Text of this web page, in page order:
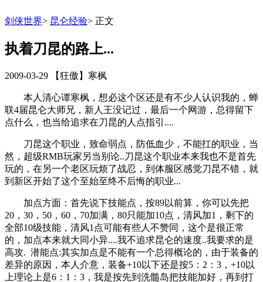
剑侠世界> 昆仑经验> 正文
执着刀昆的路上...
2009-03-29 【狂傲】寒枫
本人清心谭寒枫，想必这个区还是有不少人认识我的，蝉
联4届昆仑大师兄，新人王没记过，最后一个网游，总得留下
点什么，也当给追求在刀昆的人点指引....
刀昆这个职业，致命弱点，防低血少，不能扛的职业，当
然，超级RMB玩家另当别论..刀昆这个职业本来我也不是首先
玩的，在另一个老区玩烦了战忍，到体服区感觉刀昆不错，就
到新区开始了这个至始至终不后悔的职业...
加点方面：首先说下技能点，按89以前算，你可以先把
20，30，50，60，70加满，80只能加10点，清风加1，剩下的
全部10级技能，清风1点可能有些人不赞同，这个是很正常
的，加点本来就大同小异....我不追求昆仑的速度..我要求的是
高攻. 潜能点:其实加点是不能有一个总得概论的，由于装备的
差异的原因，本人介意，装备+10以下还是按5：2：3，+10以
上理论上是6：1：3，我是按先到洗髓岛把技能加好，再到打